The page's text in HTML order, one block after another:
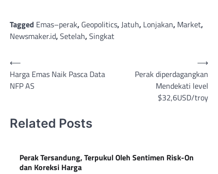
Tagged Emas–perak, Geopolitics,Jatuh, Lonjakan, Market,
Newsmaker.id,Setelah,Singkat
Post
navigation
⟵
Harga Emas Naik Pasca Data
NFP AS
Perak diperdagangkan
Mendekati level
$32,6USD/troy
⟶
Related Posts
Perak Tersandung, Terpukul Oleh Sentimen Risk-On
dan Koreksi Harga